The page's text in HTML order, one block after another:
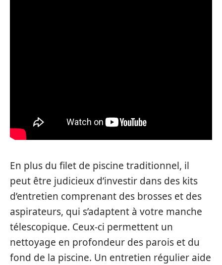
En plus du filet de piscine traditionnel, il
peut être judicieux d’investir dans des kits
d’entretien comprenant des brosses et des
aspirateurs, qui s’adaptent à votre manche
télescopique. Ceux-ci permettent un
nettoyage en profondeur des parois et du
fond de la piscine. Un entretien régulier aide